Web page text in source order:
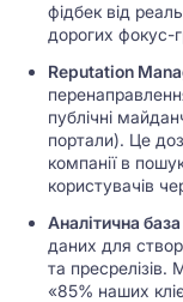
фідбек від
дорогих фокус-
Reputation
публічні
портали). Це
компанії в
користувачів
Аналітична
даних для
та
«85% наших